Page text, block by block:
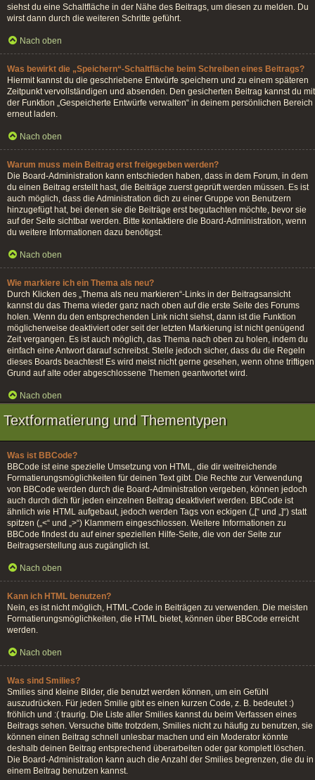
siehst du eine Schaltfläche in der Nähe des Beitrags, um diesen zu melden. Du
wirst dann durch die weiteren Schritte geführt.
Nach oben
Was bewirkt die „Speichern“-Schaltfläche beim Schreiben eines Beitrags?
Hiermit kannst du die geschriebene Entwürfe speichern und zu einem späteren
Zeitpunkt vervollständigen und absenden. Den gesicherten Beitrag kannst du mit
der Funktion „Gespeicherte Entwürfe verwalten“ in deinem persönlichen Bereich
erneut laden.
Nach oben
Warum muss mein Beitrag erst freigegeben werden?
Die Board-Administration kann entschieden haben, dass in dem Forum, in dem
du einen Beitrag erstellt hast, die Beiträge zuerst geprüft werden müssen. Es ist
auch möglich, dass die Administration dich zu einer Gruppe von Benutzern
hinzugefügt hat, bei denen sie die Beiträge erst begutachten möchte, bevor sie
auf der Seite sichtbar werden. Bitte kontaktiere die Board-Administration, wenn
du weitere Informationen dazu benötigst.
Nach oben
Wie markiere ich ein Thema als neu?
Durch Klicken des „Thema als neu markieren“-Links in der Beitragsansicht
kannst du das Thema wieder ganz nach oben auf die erste Seite des Forums
holen. Wenn du den entsprechenden Link nicht siehst, dann ist die Funktion
möglicherweise deaktiviert oder seit der letzten Markierung ist nicht genügend
Zeit vergangen. Es ist auch möglich, das Thema nach oben zu holen, indem du
einfach eine Antwort darauf schreibst. Stelle jedoch sicher, dass du die Regeln
dieses Boards beachtest! Es wird meist nicht gerne gesehen, wenn ohne triftigen
Grund auf alte oder abgeschlossene Themen geantwortet wird.
Nach oben
Textformatierung und Thementypen
Was ist BBCode?
BBCode ist eine spezielle Umsetzung von HTML, die dir weitreichende
Formatierungsmöglichkeiten für deinen Text gibt. Die Rechte zur Verwendung
von BBCode werden durch die Board-Administration vergeben, können jedoch
auch durch dich für jeden einzelnen Beitrag deaktiviert werden. BBCode ist
ähnlich wie HTML aufgebaut, jedoch werden Tags von eckigen („[“ und „]“) statt
spitzen („<“ und „>“) Klammern eingeschlossen. Weitere Informationen zu
BBCode findest du auf einer speziellen Hilfe-Seite, die von der Seite zur
Beitragserstellung aus zugänglich ist.
Nach oben
Kann ich HTML benutzen?
Nein, es ist nicht möglich, HTML-Code in Beiträgen zu verwenden. Die meisten
Formatierungsmöglichkeiten, die HTML bietet, können über BBCode erreicht
werden.
Nach oben
Was sind Smilies?
Smilies sind kleine Bilder, die benutzt werden können, um ein Gefühl
auszudrücken. Für jeden Smilie gibt es einen kurzen Code, z. B. bedeutet :)
fröhlich und :( traurig. Die Liste aller Smilies kannst du beim Verfassen eines
Beitrags sehen. Versuche bitte trotzdem, Smilies nicht zu häufig zu benutzen, sie
können einen Beitrag schnell unlesbar machen und ein Moderator könnte
deshalb deinen Beitrag entsprechend überarbeiten oder gar komplett löschen.
Die Board-Administration kann auch die Anzahl der Smilies begrenzen, die du in
einem Beitrag benutzen kannst.